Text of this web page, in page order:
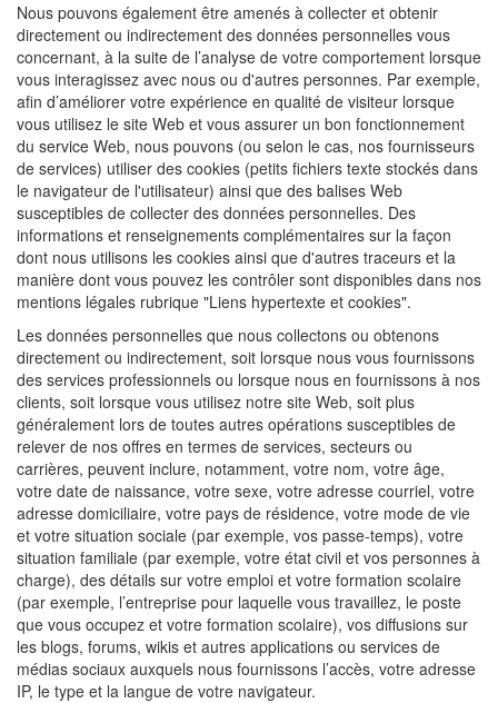
Nous pouvons également être amenés à collecter et obtenir
directement ou indirectement des données personnelles vous
concernant, à la suite de l’analyse de votre comportement lorsque
vous interagissez avec nous ou d'autres personnes. Par exemple,
afin d’améliorer votre expérience en qualité de visiteur lorsque
vous utilisez le site Web et vous assurer un bon fonctionnement
du service Web, nous pouvons (ou selon le cas, nos fournisseurs
de services) utiliser des cookies (petits fichiers texte stockés dans
le navigateur de l'utilisateur) ainsi que des balises Web
susceptibles de collecter des données personnelles. Des
informations et renseignements complémentaires sur la façon
dont nous utilisons les cookies ainsi que d'autres traceurs et la
manière dont vous pouvez les contrôler sont disponibles dans nos
mentions légales rubrique "Liens hypertexte et cookies".
Les données personnelles que nous collectons ou obtenons
directement ou indirectement, soit lorsque nous vous fournissons
des services professionnels ou lorsque nous en fournissons à nos
clients, soit lorsque vous utilisez notre site Web, soit plus
généralement lors de toutes autres opérations susceptibles de
relever de nos offres en termes de services, secteurs ou
carrières, peuvent inclure, notamment, votre nom, votre âge,
votre date de naissance, votre sexe, votre adresse courriel, votre
adresse domiciliaire, votre pays de résidence, votre mode de vie
et votre situation sociale (par exemple, vos passe-temps), votre
situation familiale (par exemple, votre état civil et vos personnes à
charge), des détails sur votre emploi et votre formation scolaire
(par exemple, l’entreprise pour laquelle vous travaillez, le poste
que vous occupez et votre formation scolaire), vos diffusions sur
les blogs, forums, wikis et autres applications ou services de
médias sociaux auxquels nous fournissons l’accès, votre adresse
IP, le type et la langue de votre navigateur.